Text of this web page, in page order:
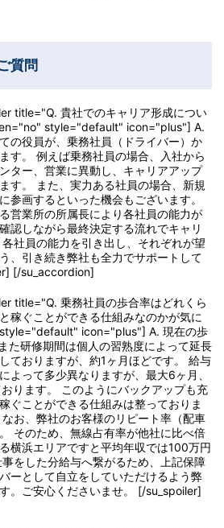
質問
title="Q. 貴社でのキャリア形成につい
style="default" icon="plus"] A.
の役員が、乗務社員（ドライバー）か
す。 例えば乗務社員の場合、入社から
ター、営業に異動し、キャリアアップ
す。 また、実力ある社員の場合、新規
参画するといった機会もございます。
営業所の所属長により各社員の能力が
認しながら最終決定する流れでキャリ
社員の能力を引き出し、それぞれが望
、引き続き弊社も全力でサポートして
[/su_accordion]
title="Q. 乗務社員の歩合率はどれくら
稼ぐことができる仕組みなのかが気に
icon="plus"] A. 現在の歩
た研修期間は個人の習熟度によって延長
ておりますが、約1ヶ月ほどです。 給与
よって多少異なりますが、最大6ヶ月、
ります。 このようにバックアップも充
ぐことができる仕組みは整っておりま
お、弊社のお客様のリピート率（配車
そのため、無線占有率が他社に比べ倍
横浜エリアですと平均年収では100万円
をした分給与へ繋がるため、上記保障
ーとして自立をしていただけるよう弊
。ご安心くださいませ。 [/su_spoiler]